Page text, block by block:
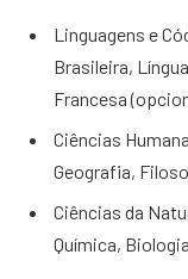
Linguagens e
Brasileira,
Francesa
Ciências
Geografia,
Ciências da
Química,